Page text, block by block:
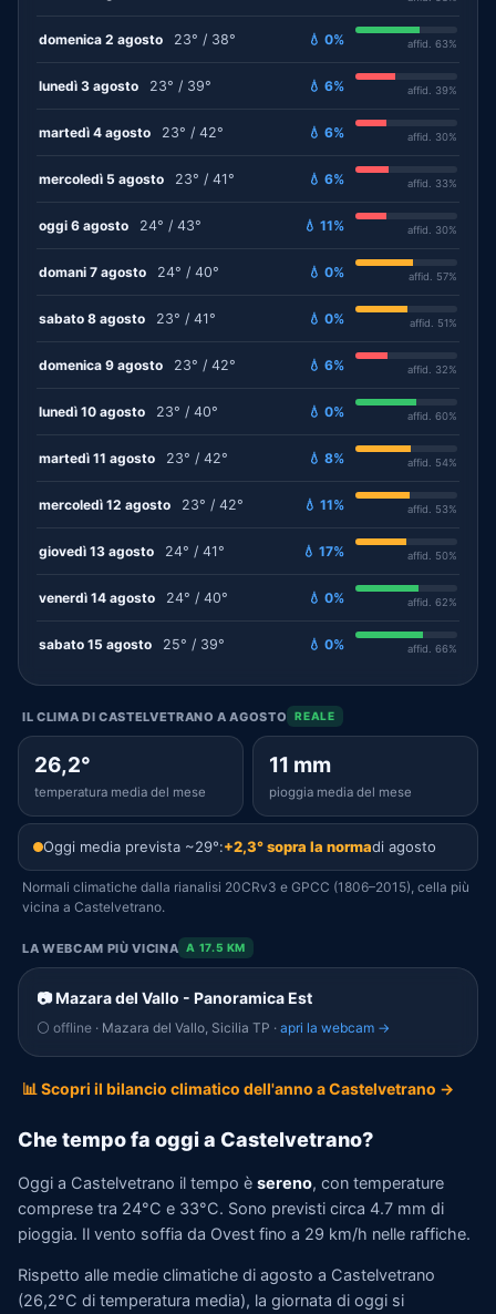
domenica 2 agosto 23° / 38° 💧 0% affid. 63%
lunedì 3 agosto 23° / 39° 💧 6% affid. 39%
martedì 4 agosto 23° / 42° 💧 6% affid. 30%
mercoledì 5 agosto 23° / 41° 💧 6% affid. 33%
oggi 6 agosto 24° / 43° 💧 11% affid. 30%
domani 7 agosto 24° / 40° 💧 0% affid. 57%
sabato 8 agosto 23° / 41° 💧 0% affid. 51%
domenica 9 agosto 23° / 42° 💧 6% affid. 32%
lunedì 10 agosto 23° / 40° 💧 0% affid. 60%
martedì 11 agosto 23° / 42° 💧 8% affid. 54%
mercoledì 12 agosto 23° / 42° 💧 11% affid. 53%
giovedì 13 agosto 24° / 41° 💧 17% affid. 50%
venerdì 14 agosto 24° / 40° 💧 0% affid. 62%
sabato 15 agosto 25° / 39° 💧 0% affid. 66%
IL CLIMA DI CASTELVETRANO A AGOSTO REALE
26,2°
temperatura media del mese
11 mm
pioggia media del mese
Oggi media prevista ~29°:+2,3° sopra la normadi agosto
Normali climatiche dalla rianalisi 20CRv3 e GPCC (1806–2015), cella più
vicina a Castelvetrano.
LA WEBCAM PIÙ VICINA A 17.5 KM
📷 Mazara del Vallo - Panoramica Est
⚪ offline · Mazara del Vallo, Sicilia TP · apri la webcam →
📊 Scopri il bilancio climatico dell'anno a Castelvetrano →
Che tempo fa oggi a Castelvetrano?
Oggi a Castelvetrano il tempo è sereno, con temperature
comprese tra 24°C e 33°C. Sono previsti circa 4.7 mm di
pioggia. Il vento soffia da Ovest fino a 29 km/h nelle raffiche.
Rispetto alle medie climatiche di agosto a Castelvetrano
(26,2°C di temperatura media), la giornata di oggi si